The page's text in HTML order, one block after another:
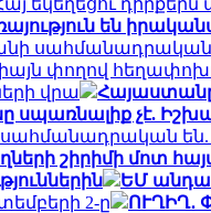
են
փողով
վրա
Հայաստանը
սպառնալիք չէ.
են.
շիրիմի մոտ
ԵՄ
2-ը
ՈՒՂԻՂ․